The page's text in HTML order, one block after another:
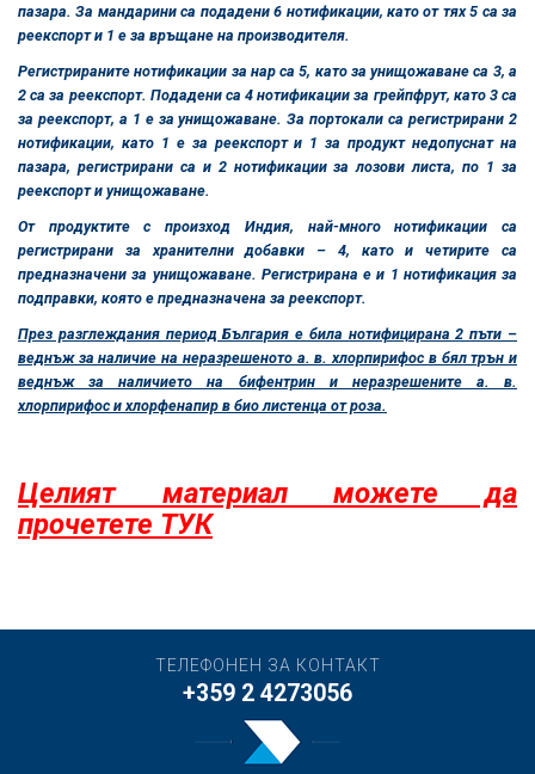
пазара. За мандарини са подадени 6 нотификации, като от тях 5 са за
реекспорт и 1 е за връщане на производителя.
Регистрираните нотификации за нар са 5, като за унищожаване са 3, а
2 са за реекспорт. Подадени са 4 нотификации за грейпфрут, като 3 са
за реекспорт, а 1 е за унищожаване. За портокали са регистрирани 2
нотификации, като 1 е за реекспорт и 1 за продукт недопуснат на
пазара, регистрирани са и 2 нотификации за лозови листа, по 1 за
реекспорт и унищожаване.
От продуктите с произход Индия, най-много нотификации са
регистрирани за хранителни добавки – 4, като и четирите са
предназначени за унищожаване. Регистрирана е и 1 нотификация за
подправки, която е предназначена за реекспорт.
През разглеждания период България е била нотифицирана 2 пъти –
веднъж за наличие на неразрешеното а. в. хлорпирифос в бял трън и
веднъж за наличието на бифентрин и неразрешените а. в.
хлорпирифос и хлорфенапир в био листенца от роза.
Целият материал можете да
прочетете ТУК
ТЕЛЕФОНЕН ЗА КОНТАКТ
+359 2 4273056